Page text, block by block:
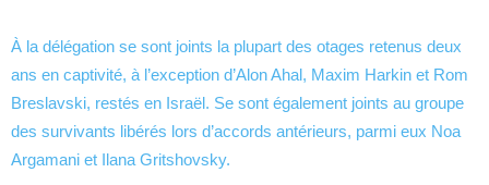
À la délégation se sont joints la plupart des otages retenus deux
ans en captivité, à l’exception d’Alon Ahal, Maxim Harkin et Rom
Breslavski, restés en Israël. Se sont également joints au groupe
des survivants libérés lors d’accords antérieurs, parmi eux Noa
Argamani et Ilana Gritshovsky.